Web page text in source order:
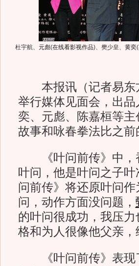
杜宇航、 元彪(在线看影视作品)、樊少皇、 黄奕(
本报讯（记者易东
举行媒体见面会，出
奕、元彪、陈嘉桓等
故事和咏春拳法比之
《叶问前传》中，
叶问，他是叶问之子
问前传》将还原叶问
问，动作方面没问题，
的叶问很成功，我压
格和为人很像他父亲，
《叶问前传》表现